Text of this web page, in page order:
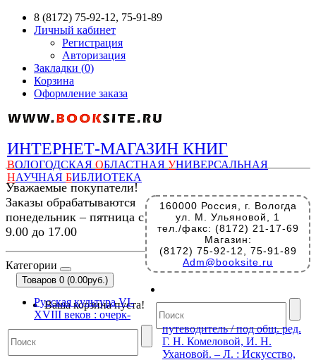
8 (8172) 75-92-12, 75-91-89
Личный кабинет
Регистрация
Авторизация
Закладки (0)
Корзина
Оформление заказа
ИНТЕРНЕТ-МАГАЗИН КНИГ
ВОЛОГОДСКАЯ ОБЛАСТНАЯ УНИВЕРСАЛЬНАЯ
НАУЧНАЯ БИБЛИОТЕКА
160000 Россия, г. Вологда
ул. М. Ульяновой, 1
тел./факс: (8172) 21-17-69
Магазин:
(8172) 75-92-12, 75-91-89
Adm@booksite.ru
Уважаемые покупатели!
Заказы обрабатываются
понедельник – пятница с
9.00 до 17.00
Категории
Товаров 0 (0.00руб.)
Ваша корзина пуста!
Русская культура VI-
XVIII веков : очерк-
путеводитель / под общ. ред.
Г. Н. Комеловой, И. Н.
Ухановой. – Л. : Искусство,